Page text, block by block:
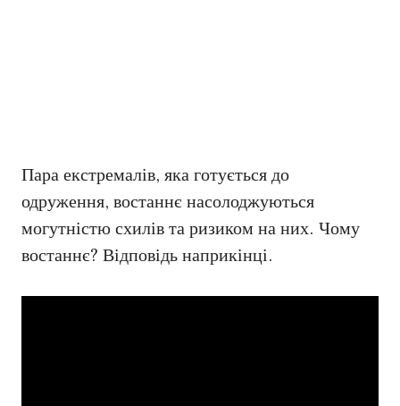
Пара екстремалів, яка готується до
одруження, востаннє насолоджуються
могутністю схилів та ризиком на них. Чому
востаннє? Відповідь наприкінці.